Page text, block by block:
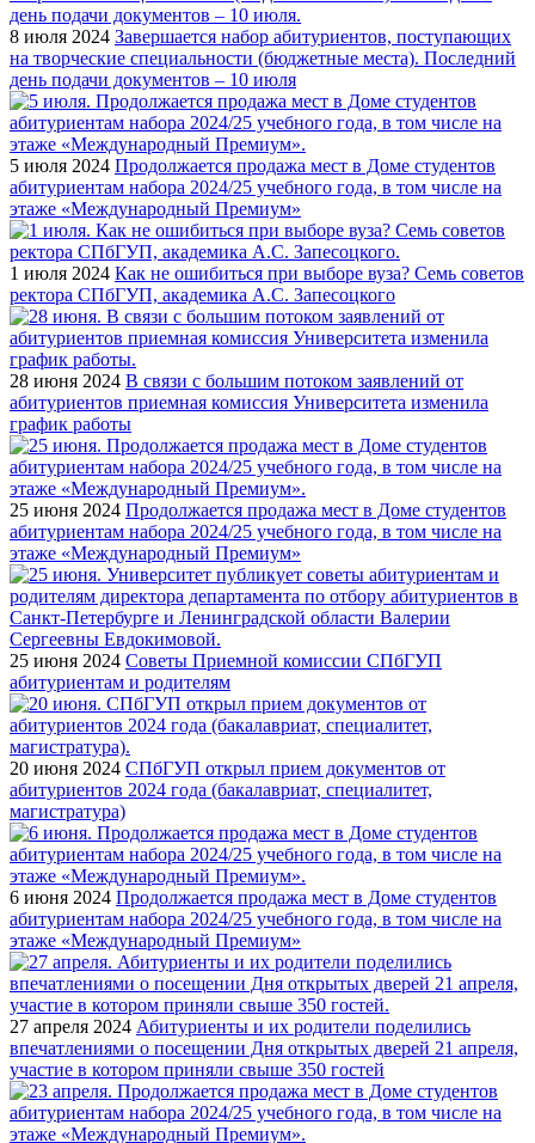
8 июля 2024 Завершается набор абитуриентов, поступающих
на творческие специальности (бюджетные места). Последний
день подачи документов – 10 июля
5 июля 2024 Продолжается продажа мест в Доме студентов
абитуриентам набора 2024/25 учебного года, в том числе на
этаже «Международный Премиум»
1 июля 2024 Как не ошибиться при выборе вуза? Семь советов
ректора СПбГУП, академика А.С. Запесоцкого
28 июня 2024 В связи с большим потоком заявлений от
абитуриентов приемная комиссия Университета изменила
график работы
25 июня 2024 Продолжается продажа мест в Доме студентов
абитуриентам набора 2024/25 учебного года, в том числе на
этаже «Международный Премиум»
25 июня 2024 Советы Приемной комиссии СПбГУП
абитуриентам и родителям
20 июня 2024 СПбГУП открыл прием документов от
абитуриентов 2024 года (бакалавриат, специалитет,
магистратура)
6 июня 2024 Продолжается продажа мест в Доме студентов
абитуриентам набора 2024/25 учебного года, в том числе на
этаже «Международный Премиум»
27 апреля 2024 Абитуриенты и их родители поделились
впечатлениями о посещении Дня открытых дверей 21 апреля,
участие в котором приняли свыше 350 гостей